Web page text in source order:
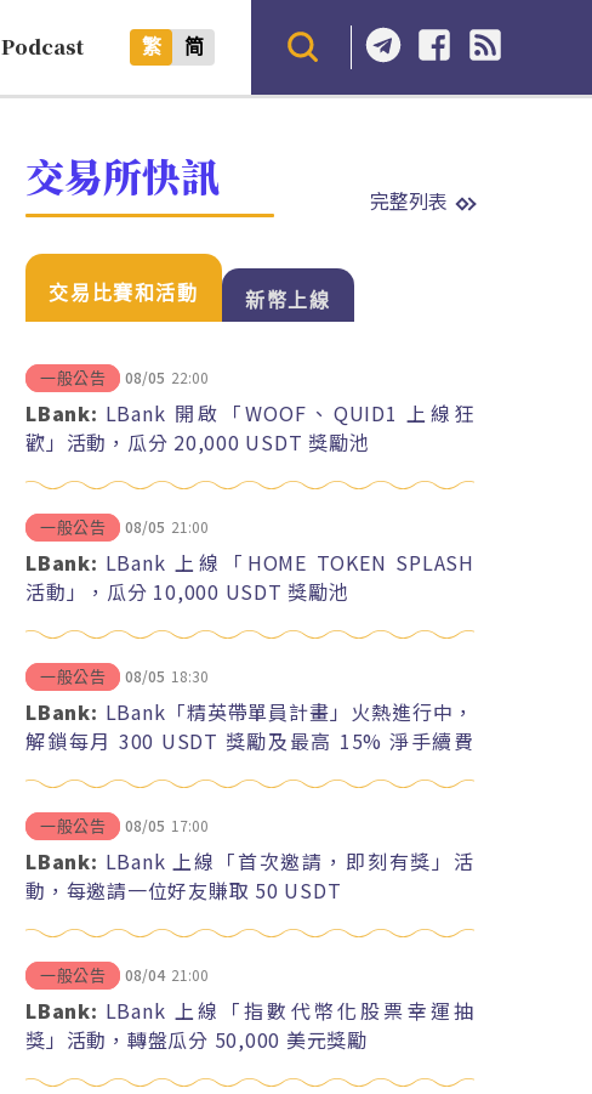
Podcast 繁 简
交易所快訊 完整列表
交易比賽和活動 新幣上線
一般公告 08/05 22:00
LBank: LBank 開啟「WOOF、QUID1 上線狂
歡」活動，瓜分 20,000 USDT 獎勵池
一般公告 08/05 21:00
LBank: LBank 上線「HOME TOKEN SPLASH
活動」，瓜分 10,000 USDT 獎勵池
一般公告 08/05 18:30
LBank: LBank「精英帶單員計畫」火熱進行中，
解鎖每月 300 USDT 獎勵及最高 15% 淨手續費
一般公告 08/05 17:00
LBank: LBank 上線「首次邀請，即刻有獎」活
動，每邀請一位好友賺取 50 USDT
一般公告 08/04 21:00
LBank: LBank 上線「指數代幣化股票幸運抽
獎」活動，轉盤瓜分 50,000 美元獎勵